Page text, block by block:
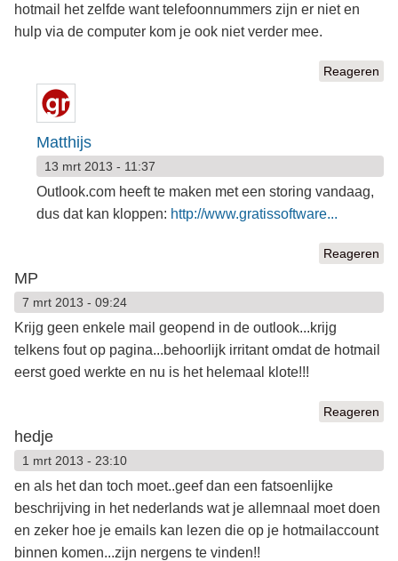
hotmail het zelfde want telefoonnummers zijn er niet en
hulp via de computer kom je ook niet verder mee.
Reageren
Matthijs
13 mrt 2013 - 11:37
Outlook.com heeft te maken met een storing vandaag,
dus dat kan kloppen: http://www.gratissoftware...
Reageren
MP
7 mrt 2013 - 09:24
Krijg geen enkele mail geopend in de outlook...krijg
telkens fout op pagina...behoorlijk irritant omdat de hotmail
eerst goed werkte en nu is het helemaal klote!!!
Reageren
hedje
1 mrt 2013 - 23:10
en als het dan toch moet..geef dan een fatsoenlijke
beschrijving in het nederlands wat je allemnaal moet doen
en zeker hoe je emails kan lezen die op je hotmailaccount
binnen komen...zijn nergens te vinden!!